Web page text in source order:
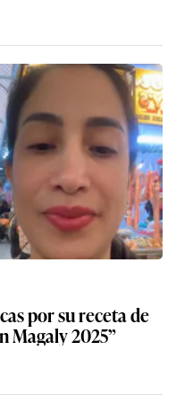
por su receta de
Magaly 2025”